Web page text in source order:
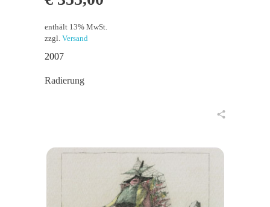
enthält 13% MwSt.
zzgl. Versand
2007
Radierung